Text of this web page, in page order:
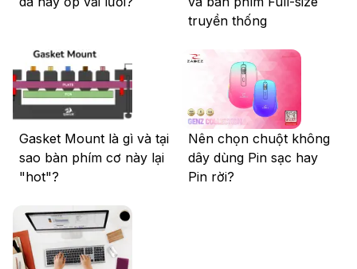
truyền thống
Gasket Mount là gì và tại
sao bàn phím cơ này lại
"hot"?
Nên chọn chuột không
dây dùng Pin sạc hay
Pin rời?